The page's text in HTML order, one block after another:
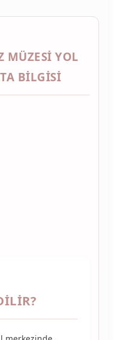
MÜZESI YOL
BILGISI